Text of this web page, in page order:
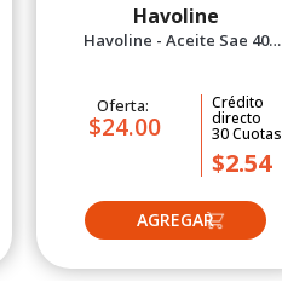
Havoline
Havoline - Aceite Sae 40
Oferta:
$24.00
Crédito
directo
30Cuotas
$2.54